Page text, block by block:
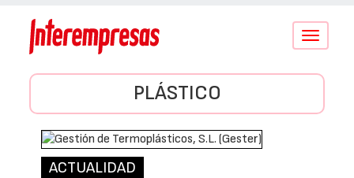
Conmutar
PLÁSTICO
ACTUALIDAD